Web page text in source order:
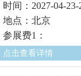
时间：2027-04-23-
地点：北京
参展费1：
点击查看详情